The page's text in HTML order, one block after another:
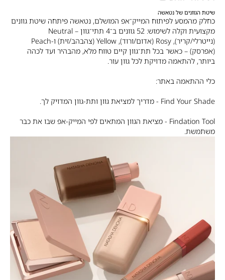
שיטת הגוונים של נטאשה
כחלק מהמסע לפיתוח המייק־אפ המושלם, נטאשה פיתחה שיטת גוונים
מקצועית וקלה לשימוש: 52 גוונים ב־4 תתי־גוון – Neutral
(נייטרלי/קריר), Rosy (אדום/ורוד), Yellow (צהבהב/זית) ו-Peach
(אפרסק) – כאשר בכל תת־גוון קיים טווח מלא, מהבהיר ועד לכהה
ביותר, להתאמה מדויקת לכל גוון עור.
כלי ההתאמה באתר:
Find Your Shade - מדריך למציאת גוון ותת-גוון המדויק לך.
Findation Tool - מציאת הגוון המתאים לפי המייק-אפ שבו את כבר
משתמשת.